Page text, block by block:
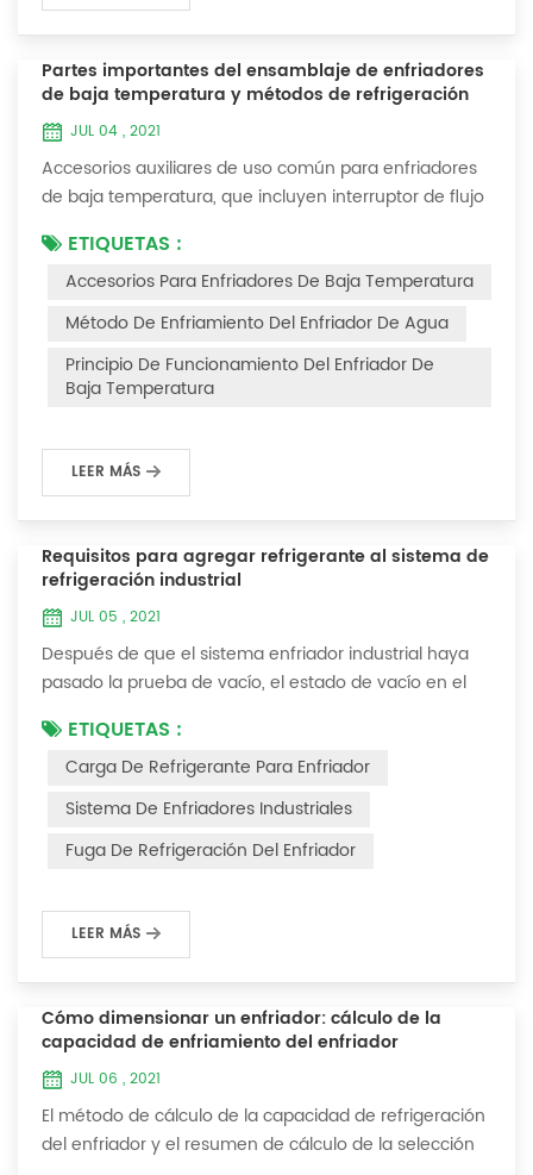
Partes importantes del ensamblaje de enfriadores
de baja temperatura y métodos de refrigeración
JUL 04 , 2021
Accesorios auxiliares de uso común para enfriadores
de baja temperatura, que incluyen interruptor de flujo
diferencia de presión, controlador de temperatura y
válvula solenoide, así como una breve introducción de
tres métodos de enfriamiento, refrigeración por
vaporización líquida, refrigeración por expansión de
gas y refrigeración termoeléctrica. Ac...
ETIQUETAS :
Accesorios Para Enfriadores De Baja Temperatura
Método De Enfriamiento Del Enfriador De Agua
Principio De Funcionamiento Del Enfriador De
Baja Temperatura
LEER MÁS
Requisitos para agregar refrigerante al sistema de
refrigeración industrial
JUL 05 , 2021
Después de que el sistema enfriador industrial haya
pasado la prueba de vacío, el estado de vacío en el
Carga de refrigerante Para los sistemas recién
instalados, se puede agregar refrigerante al extremo
de alta presión y el método de operación es el
refrigeración del condensador y mantenga la válvul...
ETIQUETAS :
Carga De Refrigerante Para Enfriador
Sistema De Enfriadores Industriales
Fuga De Refrigeración Del Enfriador
LEER MÁS
Cómo dimensionar un enfriador: cálculo de la
capacidad de enfriamiento del enfriador
JUL 06 , 2021
El método de cálculo de la capacidad de refrigeración
del enfriador y el resumen de cálculo de la selección